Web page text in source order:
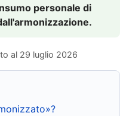
personale di
al 29 luglio 2026